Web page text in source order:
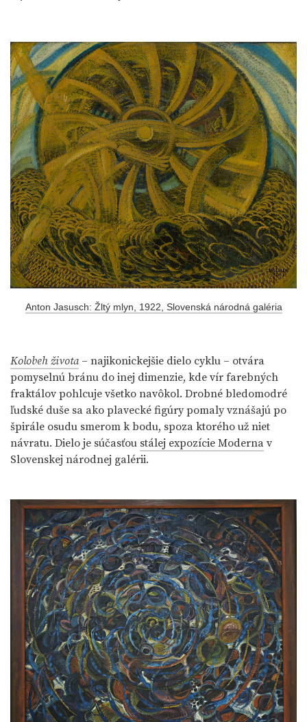
Anton Jasusch: Žltý mlyn, 1922, Slovenská národná galéria
Kolobeh života– najikonickejšie dielo cyklu – otvára
pomyselnú bránu do inej dimenzie, kde vír farebných
fraktálov pohlcuje všetko navôkol. Drobné bledomodré
ľudské duše sa ako plavecké figúry pomaly vznášajú po
špirále osudu smerom k bodu, spoza ktorého už niet
návratu. Dielo je súčasťou stálej expozície Moderna v
Slovenskej národnej galérii.